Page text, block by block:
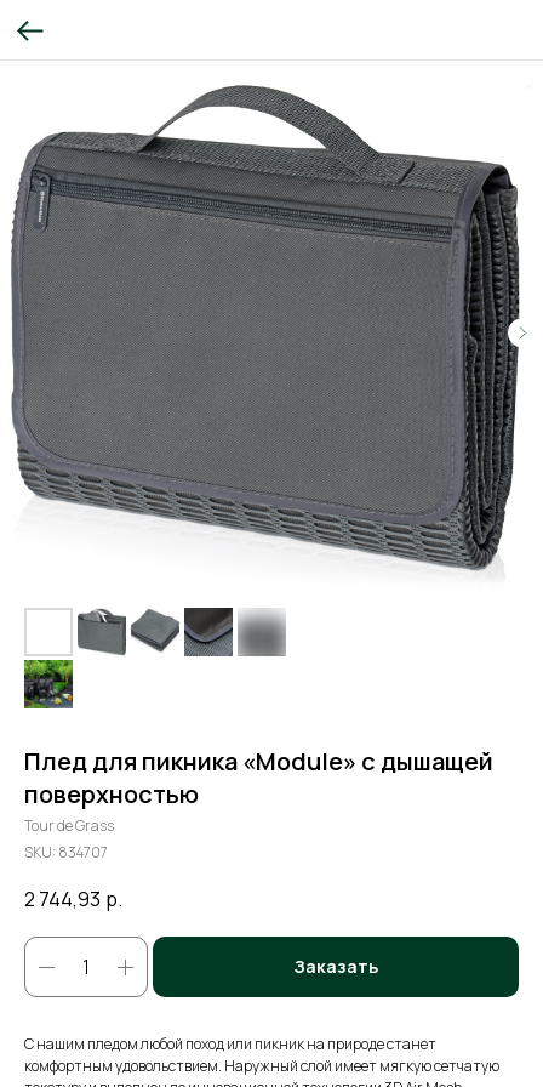
Плед для пикника «Module» с дышащей
поверхностью
Tour de Grass
SKU: 834707
2 744,93 р.
Заказать
С нашим пледом любой поход или пикник на природе станет
комфортным удовольствием. Наружный слой имеет мягкую сетчатую